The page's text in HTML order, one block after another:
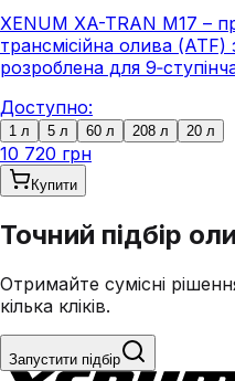
XENUM XA-TRAN M17 –
трансмісійна олива (ATF)
розроблена для
Доступно:
1 л 5 л 60 л 208 л 20 л
10 720 грн
Купити
Точний підбір
Отримайте сумісні
кілька кліків.
Запустити підбір